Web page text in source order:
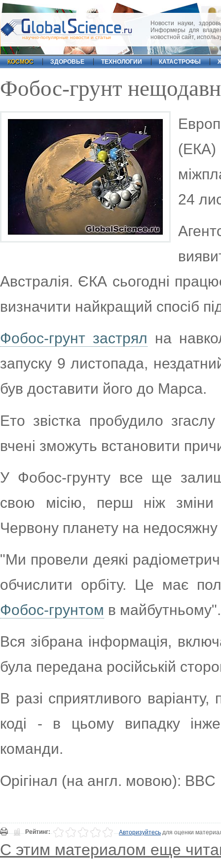
научно-популярные новости и статьи
Новости науки,
Информеры для
новостной сайт,
КОСМОС ЗДОРОВЬЕ ТЕХНОЛОГИИ КАТАСТРОФЫ
Фобос-грунт
(ЕКА)
24
Австралія. ЄКА сьогодні
визначити найкращий спосіб
Фобос-грунт застрял на
запуску 9 листопада,
був доставити його до Марса.
Ето звістка пробудило
вчені зможуть встановити
У Фобос-грунту все ще
свою місію, перш ніж зміни
Червону планету на недосяжну
"Ми провели деякі
обчислити орбіту. Це має
Фобос-грунтом в майбутньому".
Вся зібрана інформація,
була передана російській
В разі сприятливого
коді - в цьому випадку
команди.
Орігінал (на англ. мовою): BBC
Рейтинг: Авторизуйтесьдля оценки
С этим материалом еще